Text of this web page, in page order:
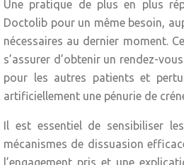
Une pratique de plus en plus
Doctolib pour un même besoin,
nécessaires au dernier moment.
s’assurer d’obtenir un rendez-
pour les autres patients et
artificiellement une pénurie de
Il est essentiel de sensibiliser
mécanismes de dissuasion
l’engagement pris et une